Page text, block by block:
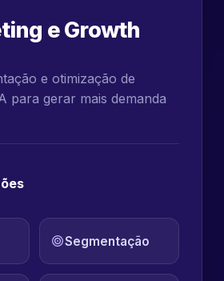
e Growth
e otimização de
para gerar mais demanda
Segmentação